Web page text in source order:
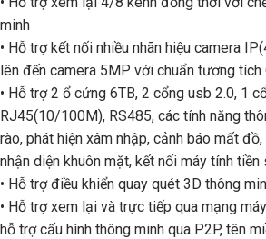
minh
• Hỗ trợ kết nối nhiều nhãn hiệu camera
lên đến camera 5MP với chuẩn tương tích
• Hỗ trợ 2 ổ cứng 6TB, 2 cổng usb 2.0, 1
RJ45(10/100M), RS485, các tính năng
rào, phát hiện xâm nhập, cảnh báo mất
nhận diện khuôn mặt, kết nối máy tính tiền
• Hỗ trợ điều khiển quay quét 3D thông
• Hỗ trợ xem lại và trực tiếp qua mạng
hỗ trợ cấu hình thông minh qua P2P, tên